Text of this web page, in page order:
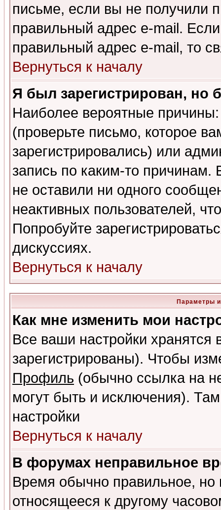
письме, если вы не получили
правильный адрес e-mail.
правильный адрес e-mail, то
Вернуться к началу
Я был зарегистрирован, но
Наиболее вероятные
(проверьте письмо, которое
зарегистрировались) или
запись по каким-то
не оставили ни одного
неактивных пользователей,
Попробуйте
дискуссиях.
Вернуться к началу
Параметры
Как мне изменить мои
Все ваши настройки
зарегистрированы). Чтобы
Профиль (обычно ссылка на
могут быть и исключения).
настройки
Вернуться к началу
В форумах неправильное
Время обычно правильное,
относящееся к другому